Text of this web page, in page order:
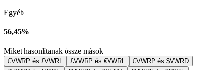
Egyéb
56,45%
Miket hasonlítanak össze mások
£VWRP és £VWRL £VWRP és €VWRL
£VWRP és $VWRD